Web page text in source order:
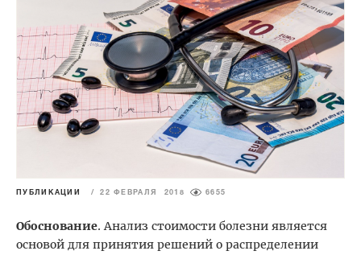
ПУБЛИКАЦИИ / 22 ФЕВРАЛЯ 2018 6655
Обоснование. Анализ стоимости болезни является
основой для принятия решений о распределении